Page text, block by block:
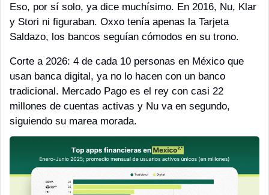
Eso, por sí solo, ya dice muchísimo. En 2016, Nu, Klar
y Stori ni figuraban. Oxxo tenía apenas la Tarjeta
Saldazo, los bancos seguían cómodos en su trono.
Corte a 2026: 4 de cada 10 personas en México que
usan banca digital, ya no lo hacen con un banco
tradicional. Mercado Pago es el rey con casi 22
millones de cuentas activas y Nu va en segundo,
siguiendo su marea morada.